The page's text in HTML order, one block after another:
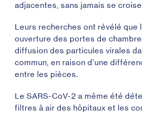
adjacentes, sans jamais se
Leurs recherches ont révélé que
ouverture des portes de
diffusion des particules virales
commun, en raison d’une
entre les pièces.
Le SARS-CoV-2 a même été
filtres à air des hôpitaux et les